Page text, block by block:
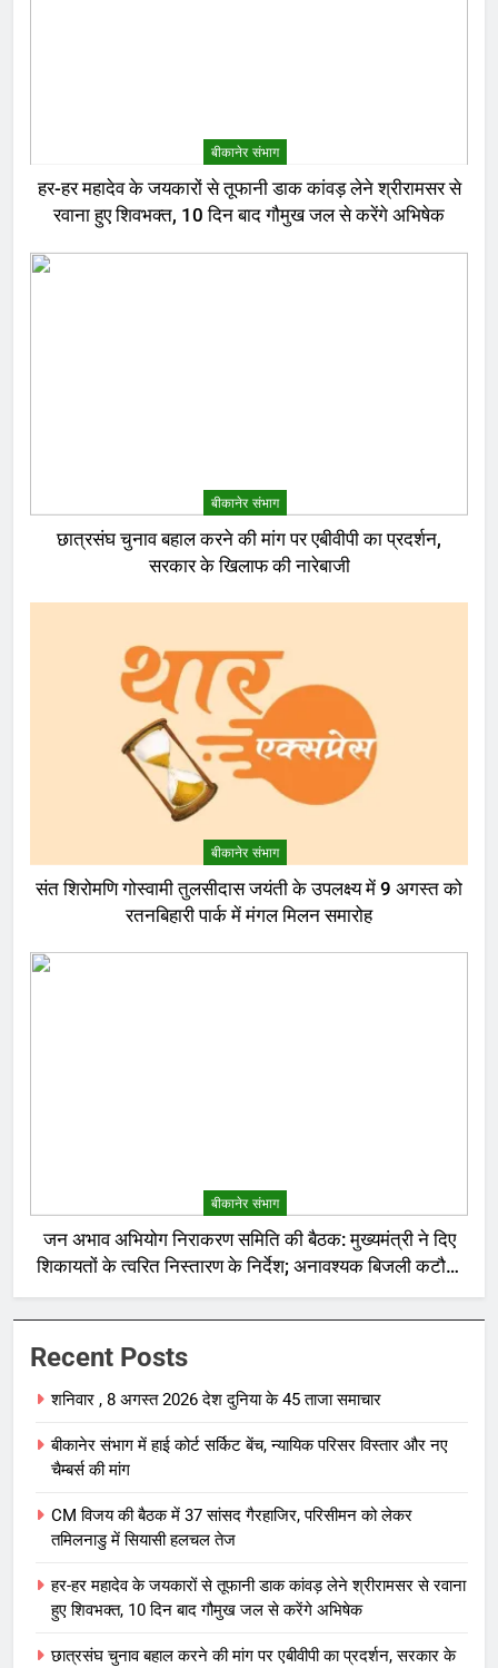
बीकानेर संभाग
हर-हर महादेव के जयकारों से तूफानी डाक कांवड़ लेने श्रीरामसर से
रवाना हुए शिवभक्त, 10 दिन बाद गौमुख जल से करेंगे अभिषेक
बीकानेर संभाग
छात्रसंघ चुनाव बहाल करने की मांग पर एबीवीपी का प्रदर्शन,
सरकार के खिलाफ की नारेबाजी
बीकानेर संभाग
संत शिरोमणि गोस्वामी तुलसीदास जयंती के उपलक्ष्य में 9 अगस्त को
रतनबिहारी पार्क में मंगल मिलन समारोह
बीकानेर संभाग
जन अभाव अभियोग निराकरण समिति की बैठक: मुख्यमंत्री ने दिए
शिकायतों के त्वरित निस्तारण के निर्देश; अनावश्यक बिजली कटौती
पर सख्त रुख
Recent Posts
शनिवार , 8 अगस्त 2026 देश दुनिया के 45 ताजा समाचार
बीकानेर संभाग में हाई कोर्ट सर्किट बेंच, न्यायिक परिसर विस्तार और नए
चैम्बर्स की मांग
CM विजय की बैठक में 37 सांसद गैरहाजिर, परिसीमन को लेकर
तमिलनाडु में सियासी हलचल तेज
हर-हर महादेव के जयकारों से तूफानी डाक कांवड़ लेने श्रीरामसर से रवाना
हुए शिवभक्त, 10 दिन बाद गौमुख जल से करेंगे अभिषेक
छात्रसंघ चुनाव बहाल करने की मांग पर एबीवीपी का प्रदर्शन, सरकार के